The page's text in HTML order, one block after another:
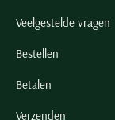
Veelgestelde vragen
Bestellen
Betalen
Verzenden